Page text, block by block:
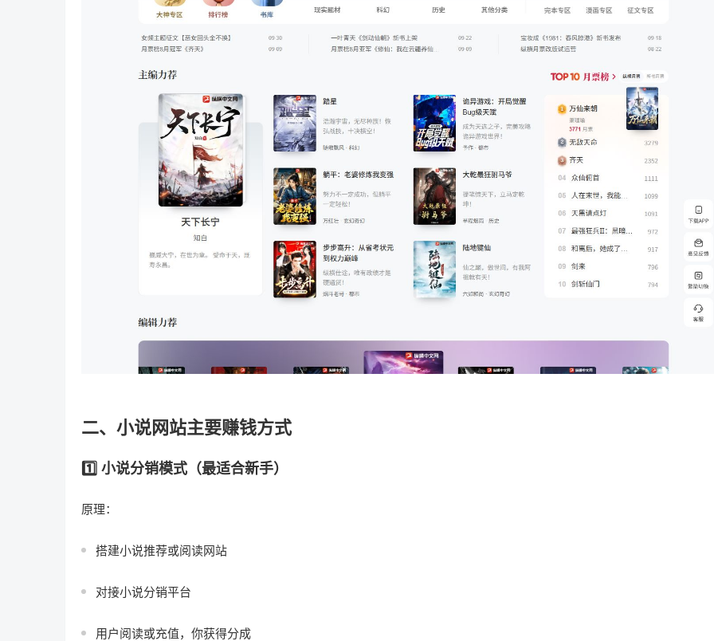
二、小说网站主要赚钱方式
1️⃣ 小说分销模式（最适合新手）
原理：
搭建小说推荐或阅读网站
对接小说分销平台
用户阅读或充值，你获得分成